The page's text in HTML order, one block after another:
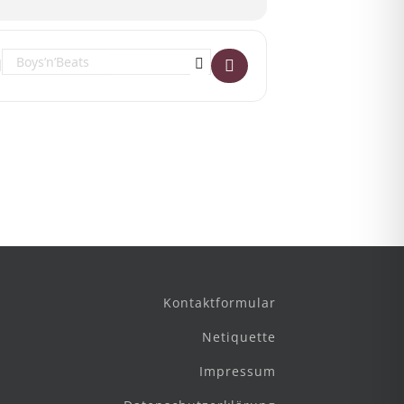
Destination Address - Student Night []
Kontaktformular
Netiquette
Impressum